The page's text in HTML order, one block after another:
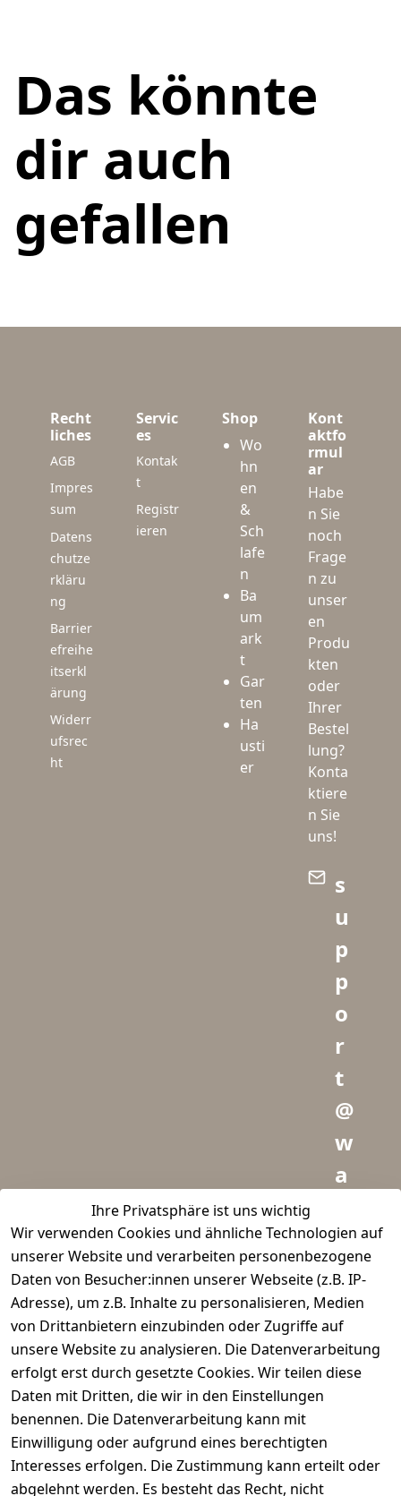
Das könnte
dir auch
gefallen
Ihre Privatsphäre ist uns wichtig
Wir verwenden Cookies und ähnliche Technologien auf
unserer Website und verarbeiten personenbezogene
Daten von Besucher:innen unserer Webseite (z.B. IP-
Adresse), um z.B. Inhalte zu personalisieren, Medien
von Drittanbietern einzubinden oder Zugriffe auf
unsere Website zu analysieren. Die Datenverarbeitung
erfolgt erst durch gesetzte Cookies. Wir teilen diese
Daten mit Dritten, die wir in den Einstellungen
benennen. Die Datenverarbeitung kann mit
Einwilligung oder aufgrund eines berechtigten
Interesses erfolgen. Die Zustimmung kann erteilt oder
abgelehnt werden. Es besteht das Recht, nicht
Recht
liches
AGB
Impres
sum
Datens
chutze
rkläru
ng
Barrier
efreihe
itserkl
ärung
Widerr
ufsrec
ht
Servic
es
Kontak
t
Registr
ieren
Shop
Wo
hn
en
&
Sch
lafe
n
Ba
um
ark
t
Gar
ten
Ha
usti
er
Kont
aktfo
rmul
ar
Habe
n Sie
noch
Frage
n zu
unser
en
Produ
kten
oder
Ihrer
Bestel
lung?
Konta
ktiere
n Sie
uns!
s
u
p
p
o
r
t
@
w
a
d
m
e
i
s
r.